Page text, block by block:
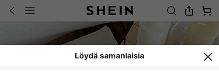
Löydä samanlaisia